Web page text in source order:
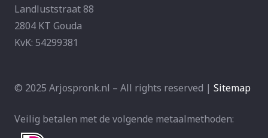
Landluststraat 88
2804 KT Gouda
KvK: 54299381
© 2025 Arjospronk.nl – All rights reserved | Sitemap
Veilig betalen met de volgende metaalmethoden: